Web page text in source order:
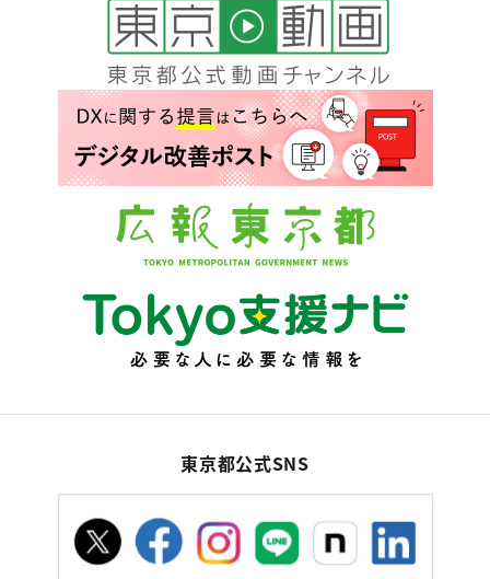
東京都公式SNS